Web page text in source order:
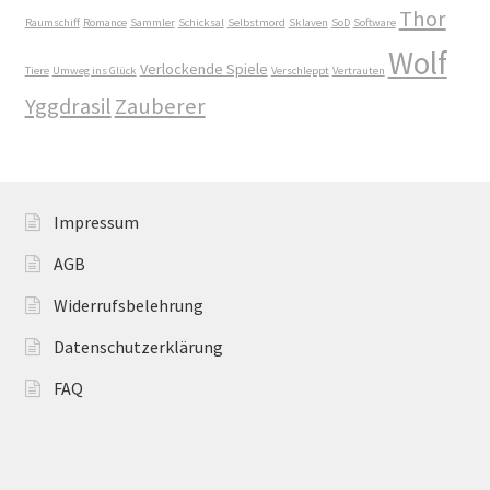
Mein Konto
Spiel mit mir
Syker Phantastik Tage
Über Uns
Raumschiff Romance Sammler Schicksal Selbstmord Sklaven SoD Software Thor
Tiere Umweg ins Glück Verlockende Spiele Verschleppt Vertrauten Wolf
YggdrasilZauberer
Impressum
AGB
Widerrufsbelehrung
Datenschutzerklärung
FAQ